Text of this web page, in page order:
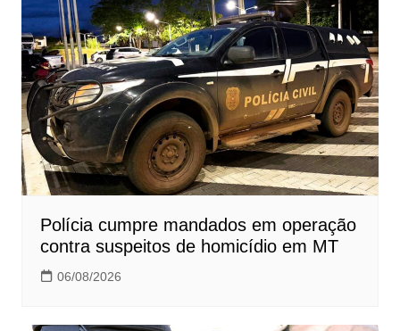
Polícia cumpre mandados em operação
contra suspeitos de homicídio em MT
06/08/2026